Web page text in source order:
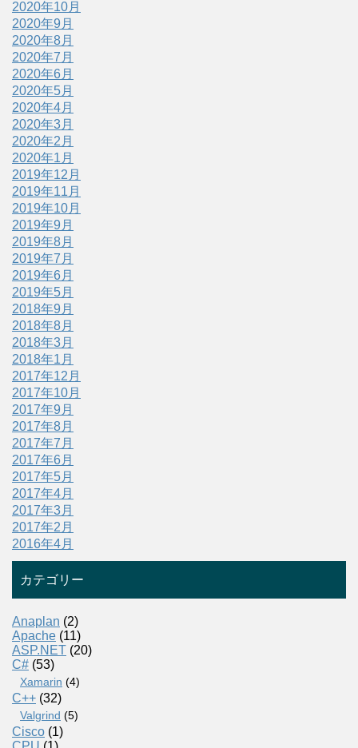
2020年10月
2020年9月
2020年8月
2020年7月
2020年6月
2020年5月
2020年4月
2020年3月
2020年2月
2020年1月
2019年12月
2019年11月
2019年10月
2019年9月
2019年8月
2019年7月
2019年6月
2019年5月
2018年9月
2018年8月
2018年3月
2018年1月
2017年12月
2017年10月
2017年9月
2017年8月
2017年7月
2017年6月
2017年5月
2017年4月
2017年3月
2017年2月
2016年4月
カテゴリー
Anaplan (2)
Apache (11)
ASP.NET (20)
C# (53)
Xamarin (4)
C++ (32)
Valgrind (5)
Cisco (1)